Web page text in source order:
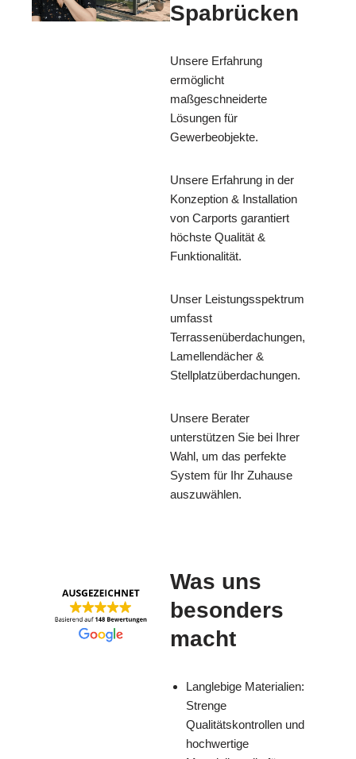
Spabrücken
Unsere Erfahrung
ermöglicht
maßgeschneiderte
Lösungen für
Gewerbeobjekte.
Unsere Erfahrung in der
Konzeption & Installation
von Carports garantiert
höchste Qualität &
Funktionalität.
Unser Leistungsspektrum
umfasst
Terrassenüberdachungen,
Lamellendächer &
Stellplatzüberdachungen.
Unsere Berater
unterstützen Sie bei Ihrer
Wahl, um das perfekte
System für Ihr Zuhause
auszuwählen.
Was uns
besonders
macht
Langlebige Materialien:
Strenge
Qualitätskontrollen und
hochwertige